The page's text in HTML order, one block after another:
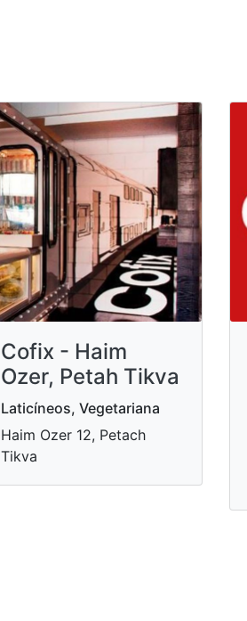
Cofix - Haim
Ozer, Petah Tikva
Laticíneos, Vegetariana
Haim Ozer 12, Petach
Tikva